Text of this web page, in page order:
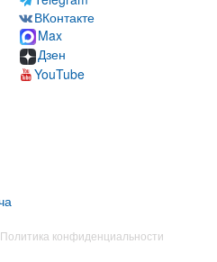
ВКонтакте
Max
Дзен
YouTube
Политика конфиденциальности